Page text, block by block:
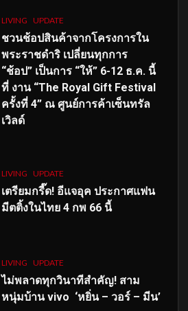
LIVING UPDATE
ชวนช้อปสินค้าจากโครงการใน
พระราชดำริ เปลี่ยนทุกการ
“ช้อป” เป็นการ “ให้” 6-12 ธ.ค. นี้
ที่ งาน “The Royal Gift Festival
ครั้งที่ 4” ณ ศูนย์การค้าเซ็นทรัล
เวิลด์
LIVING UPDATE
เตรียมกรี๊ด! อีแจอุค ประกาศแฟน
มีตติ้งในไทย 4 กพ 66 นี้
LIVING UPDATE
ไม่พลาดทุกวินาทีสำคัญ! สาม
หนุ่มบ้าน vivo ‘หยิ่น – วอร์ – มีน’